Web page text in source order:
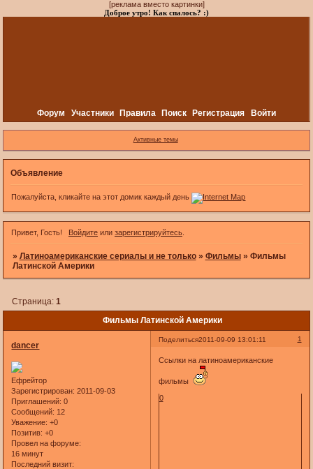
[реклама вместо картинки]
Доброе утро! Как спалось? :)
Форум Участники Правила Поиск Регистрация Войти
Активные темы
Объявление
Пожалуйста, кликайте на этот домик каждый день
Привет, Гость! Войдитеили зарегистрируйтесь.
» Латиноамериканские сериалы и не только » Фильмы » Фильмы
Латинской Америки
Фильмы Латинской Америки
Страница: 1
Поделиться 1
2011-09-09 13:01:11
dancer
Ефрейтор
Зарегистрирован: 2011-09-03
Приглашений: 0
Сообщений: 12
Уважение: +0
Позитив: +0
Провел на форуме:
16 минут
Последний визит:
Ссылки на латиноамериканские
фильмы
0